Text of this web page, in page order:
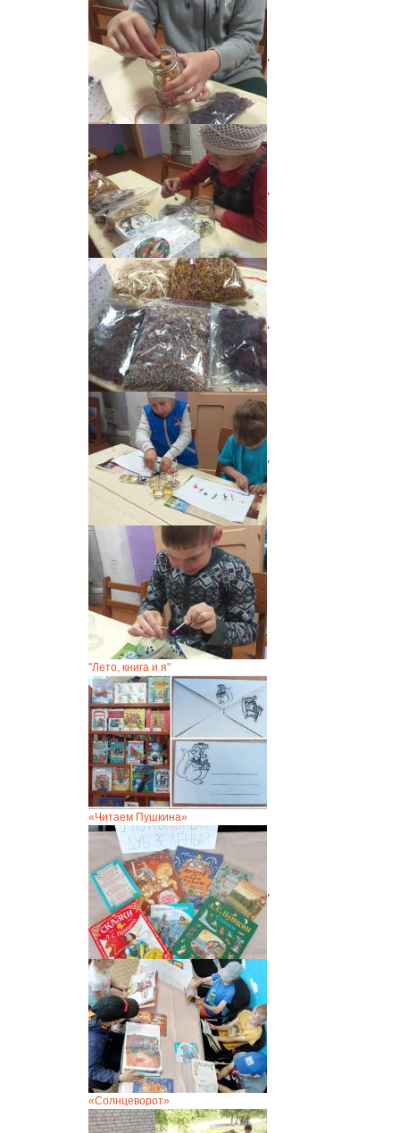
,
,
,
,
"Лето, книга и я"
«Читаем Пушкина»
,
«Солнцеворот»